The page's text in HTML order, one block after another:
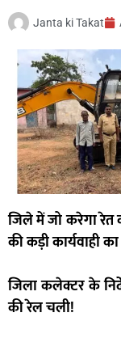
Janta ki Takat
जिले में जो करेगा रेत
की कड़ी कार्यवाही
जिला कलेक्टर के
की रेल चली!